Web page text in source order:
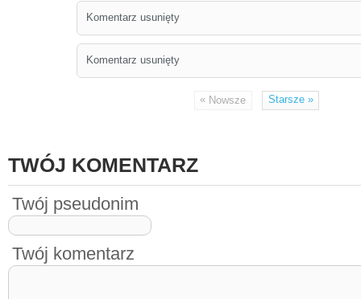
Komentarz usunięty
Komentarz usunięty
« Nowsze Starsze»
TWÓJ KOMENTARZ
Twój pseudonim
Twój komentarz